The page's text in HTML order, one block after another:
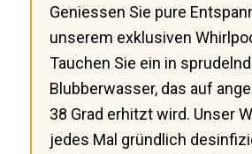
Geniessen Sie pure
unserem exklusiven
Tauchen Sie ein in
Blubberwasser, das auf
38 Grad erhitzt wird. Unser
jedes Mal gründlich